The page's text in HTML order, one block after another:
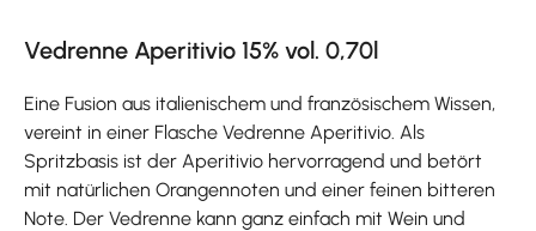
Vedrenne Aperitivio 15% vol. 0,70l
Eine Fusion aus italienischem und französischem Wissen,
vereint in einer Flasche Vedrenne Aperitivio. Als
Spritzbasis ist der Aperitivio hervorragend und betört
mit natürlichen Orangennoten und einer feinen bitteren
Note. Der Vedrenne kann ganz einfach mit Wein und